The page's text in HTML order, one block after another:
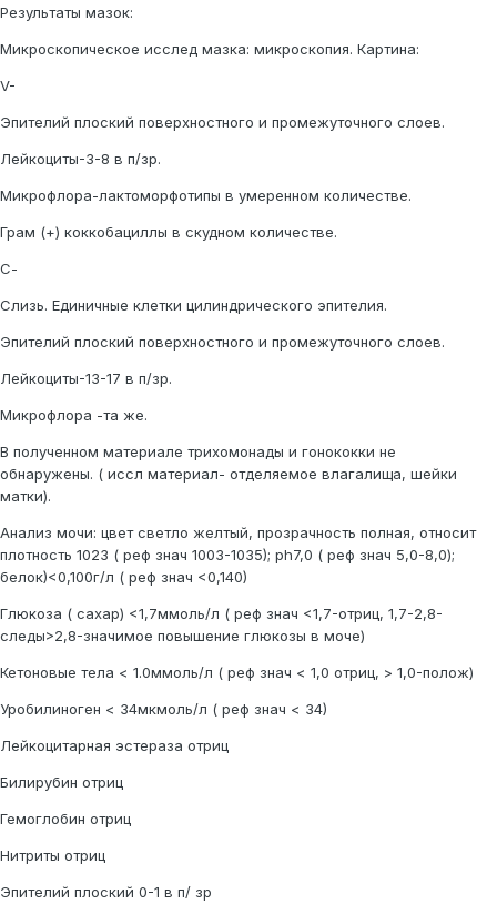
Результаты мазок:
Микроскопическое исслед мазка: микроскопия. Картина:
V-
Эпителий плоский поверхностного и промежуточного слоев.
Лейкоциты-3-8 в п/зр.
Микрофлора-лактоморфотипы в умеренном количестве.
Грам (+) коккобациллы в скудном количестве.
С-
Слизь. Единичные клетки цилиндрического эпителия.
Эпителий плоский поверхностного и промежуточного слоев.
Лейкоциты-13-17 в п/зр.
Микрофлора -та же.
В полученном материале трихомонады и гонококки не
обнаружены. ( иссл материал- отделяемое влагалища, шейки
матки).
Анализ мочи: цвет светло желтый, прозрачность полная, относит
плотность 1023 ( реф знач 1003-1035); ph7,0 ( реф знач 5,0-8,0);
белок)<0,100г/л ( реф знач <0,140)
Глюкоза ( сахар) <1,7ммоль/л ( реф знач <1,7-отриц, 1,7-2,8-
следы>2,8-значимое повышение глюкозы в моче)
Кетоновые тела < 1.0ммоль/л ( реф знач < 1,0 отриц, > 1,0-полож)
Уробилиноген < 34мкмоль/л ( реф знач < 34)
Лейкоцитарная эстераза отриц
Билирубин отриц
Гемоглобин отриц
Нитриты отриц
Эпителий плоский 0-1 в п/ зр